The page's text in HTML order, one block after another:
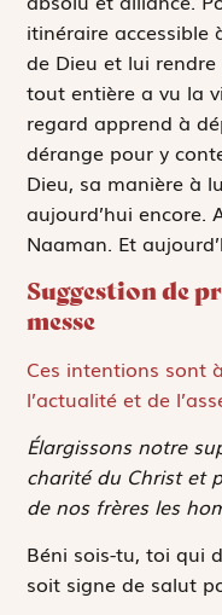
itinéraire accessible
de Dieu et lui
tout entière a vu la
regard apprend à
dérange pour y
Dieu, sa manière à
aujourd’hui encore.
Naaman. Et
Suggestion de
messe
Ces intentions sont
l’actualité et de
Élargissons notre
charité du Christ et
de nos frères les
Béni sois-tu, toi qui
soit signe de salut